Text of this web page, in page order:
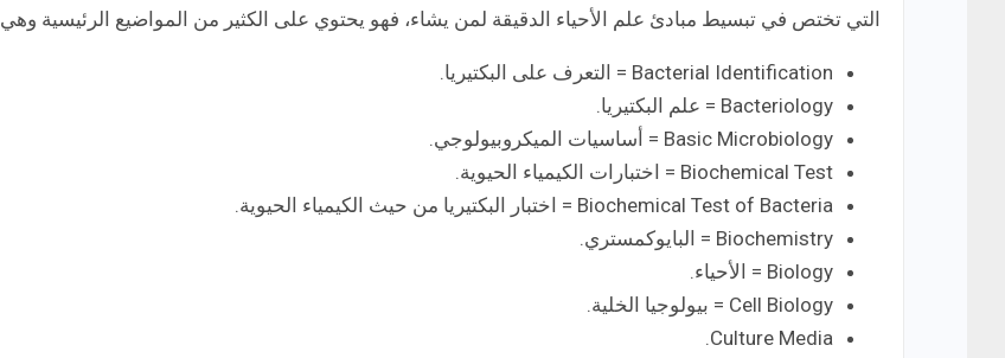
التي تختص في تبسيط مبادئ علم الأحياء الدقيقة لمن يشاء، فهو يحتوي على الكثير من المواضيع الرئيسية وهي
Bacterial Identification = التعرف على البكتيريا.
Bacteriology = علم البكتيريا.
Basic Microbiology = أساسيات الميكروبيولوجي.
Biochemical Test = اختبارات الكيمياء الحيوية.
Biochemical Test of Bacteria = اختبار البكتيريا من حيث الكيمياء الحيوية.
Biochemistry = البايوكمستري.
Biology = الأحياء.
Cell Biology = بيولوجيا الخلية.
Culture Media.